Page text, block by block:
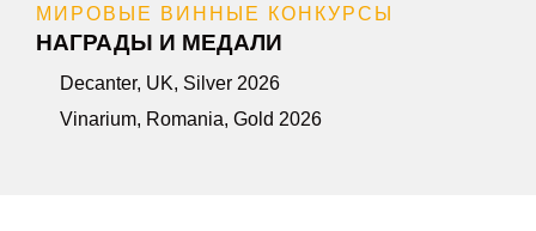
МИРОВЫЕ ВИННЫЕ КОНКУРСЫ
НАГРАДЫ И МЕДАЛИ
Decanter, UK, Silver 2026
Vinarium, Romania, Gold 2026